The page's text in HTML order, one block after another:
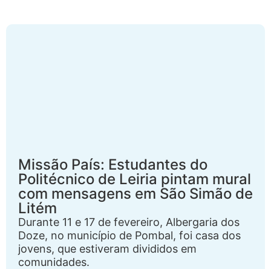
Missão País: Estudantes do
Politécnico de Leiria pintam mural
com mensagens em São Simão de
Litém
Durante 11 e 17 de fevereiro, Albergaria dos
Doze, no município de Pombal, foi casa dos
jovens, que estiveram divididos em
comunidades.